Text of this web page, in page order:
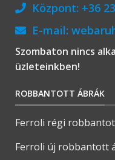
Központ: +36
E-mail:
Szombaton nincs
üzleteinkben!
ROBBANTOTT ÁBRÁK
Ferroli régi
Ferroli új robbantott